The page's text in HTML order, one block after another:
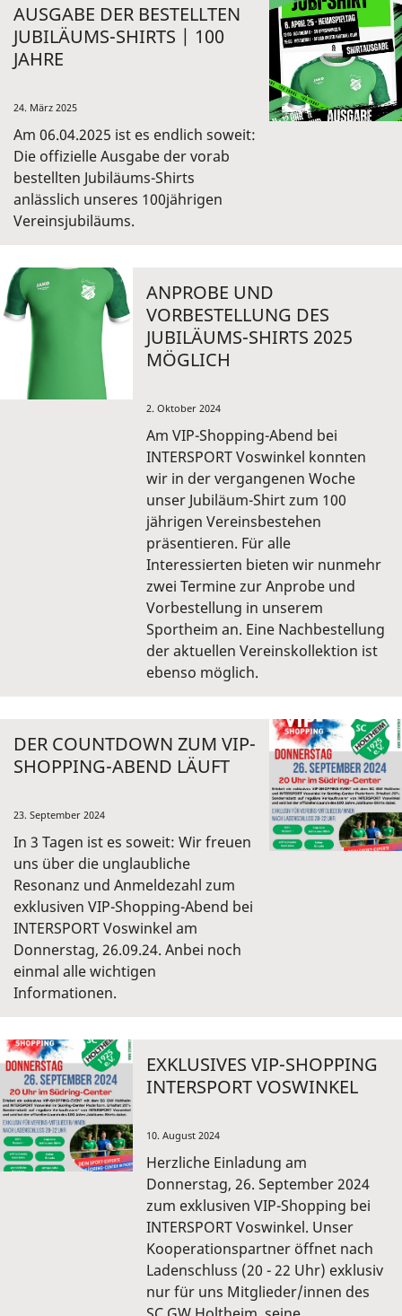
AUSGABE DER BESTELLTEN
JUBILÄUMS-SHIRTS | 100
JAHRE
24. März 2025
Am 06.04.2025 ist es endlich soweit:
Die offizielle Ausgabe der vorab
bestellten Jubiläums-Shirts
anlässlich unseres 100jährigen
Vereinsjubiläums.
ANPROBE UND
VORBESTELLUNG DES
JUBILÄUMS-SHIRTS 2025
MÖGLICH
2. Oktober 2024
Am VIP-Shopping-Abend bei
INTERSPORT Voswinkel konnten
wir in der vergangenen Woche
unser Jubiläum-Shirt zum 100
jährigen Vereinsbestehen
präsentieren. Für alle
Interessierten bieten wir nunmehr
zwei Termine zur Anprobe und
Vorbestellung in unserem
Sportheim an. Eine Nachbestellung
der aktuellen Vereinskollektion ist
ebenso möglich.
DER COUNTDOWN ZUM VIP-
SHOPPING-ABEND LÄUFT
23. September 2024
In 3 Tagen ist es soweit: Wir freuen
uns über die unglaubliche
Resonanz und Anmeldezahl zum
exklusiven VIP-Shopping-Abend bei
INTERSPORT Voswinkel am
Donnerstag, 26.09.24. Anbei noch
einmal alle wichtigen
Informationen.
EXKLUSIVES VIP-SHOPPING
INTERSPORT VOSWINKEL
10. August 2024
Herzliche Einladung am
Donnerstag, 26. September 2024
zum exklusiven VIP-Shopping bei
INTERSPORT Voswinkel. Unser
Kooperationspartner öffnet nach
Ladenschluss (20 - 22 Uhr) exklusiv
nur für uns Mitglieder/innen des